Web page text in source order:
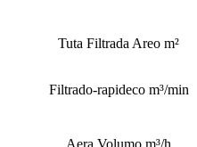
Tuta Filtrada Areo m²
Filtrado-rapideco m³/min